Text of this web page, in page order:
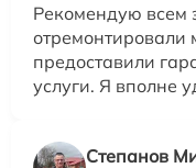
Рекомендую всем
отремонтировали
предоставили
услуги. Я вполне
Степанов